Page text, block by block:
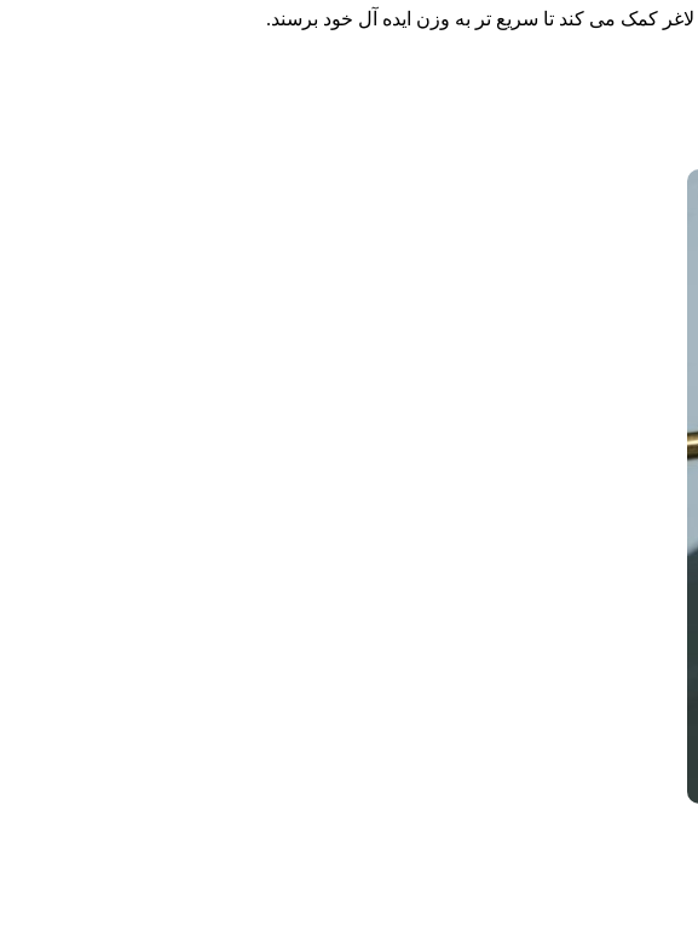
لاغر کمک می‌ کند تا سریع تر به وزن ایده آل خود برسند.